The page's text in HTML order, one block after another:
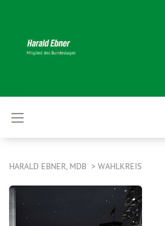
HARALD EBNER, MDB WAHLKREIS